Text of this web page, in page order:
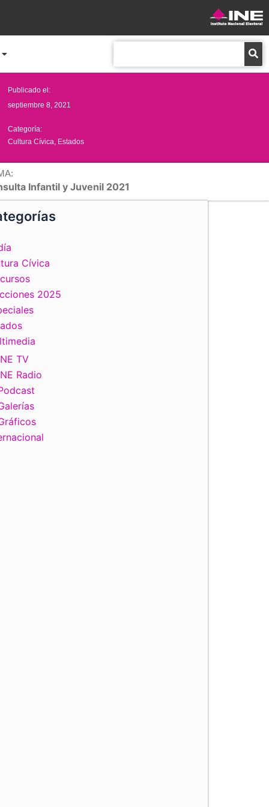
Publicado el:
septiembre 8, 2021
Categoría:
Cultura Cívica Estados
Infantil y Juvenil 2021
Cívica
2025
TV
Radio